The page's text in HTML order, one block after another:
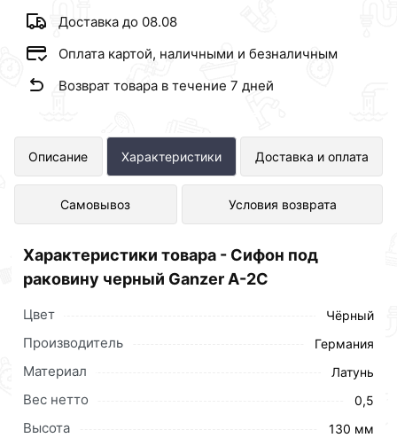
Доставка до 08.08
Оплата картой, наличными и безналичным
Возврат товара в течение 7 дней
Описание Характеристики Доставка и оплата
Самовывоз Условия возврата
Сифон под раковину черный Ganzer
А-2C представлен в интернет-
магазине Сантехника по отличной
Характеристики товара - Сифон под
раковину черный Ganzer А-2C
Цвет Чёрный
Производитель Германия
Материал Латунь
Вес нетто 0,5
Высота 130 мм